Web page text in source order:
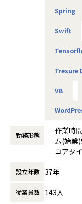
Spring
Swift
Tresure
VB
勤務形態
作業時
ム(始業
コアタ
働き方：
休憩時間
設立年数 37年
従業員数 143人